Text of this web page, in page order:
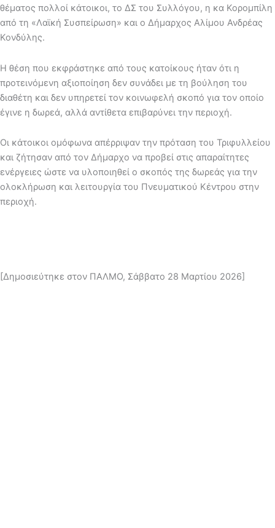
θέματος πολλοί κάτοικοι, το ΔΣ του Συλλόγου, η κα Κορομπίλη
από τη «Λαϊκή Συσπείρωση» και ο Δήμαρχος Αλίμου Ανδρέας
Κονδύλης.
Η θέση που εκφράστηκε από τους κατοίκους ήταν ότι η
προτεινόμενη αξιοποίηση δεν συνάδει με τη βούληση του
διαθέτη και δεν υπηρετεί τον κοινωφελή σκοπό για τον οποίο
έγινε η δωρεά, αλλά αντίθετα επιβαρύνει την περιοχή.
Οι κάτοικοι ομόφωνα απέρριψαν την πρόταση του Τριφυλλείου
και ζήτησαν από τον Δήμαρχο να προβεί στις απαραίτητες
ενέργειες ώστε να υλοποιηθεί ο σκοπός της δωρεάς για την
ολοκλήρωση και λειτουργία του Πνευματικού Κέντρου στην
περιοχή.
[Δημοσιεύτηκε στον ΠΑΛΜΟ, Σάββατο 28 Μαρτίου 2026]